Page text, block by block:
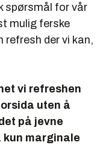
spørsmål for vår
mulig ferske
refresh der vi kan,
vi refreshen
uten å
på jevne
kun marginale